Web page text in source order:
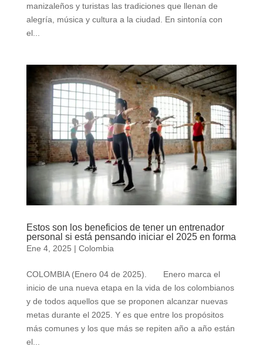
manizaleños y turistas las tradiciones que llenan de
alegría, música y cultura a la ciudad. En sintonía con
el...
Estos son los beneficios de tener un entrenador
personal si está pensando iniciar el 2025 en forma
Ene 4, 2025 | Colombia
COLOMBIA (Enero 04 de 2025). Enero marca el
inicio de una nueva etapa en la vida de los colombianos
y de todos aquellos que se proponen alcanzar nuevas
metas durante el 2025. Y es que entre los propósitos
más comunes y los que más se repiten año a año están
el...